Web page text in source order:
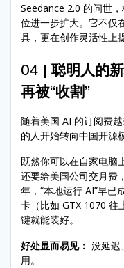
Seedance 2.0 的问世
位进一步扩大。它不仅
具，更在创作灵活性上
04 | 聪明人的
再被“收割”
随着美国 AI 的订阅费
的人开始转向中国开源
既然你可以在自家电脑
还要给美国公司交月费
年，“本地运行 AI”早已
卡（比如 GTX 1070 往
键就能装好。
好处显而易见： 没延迟
用。